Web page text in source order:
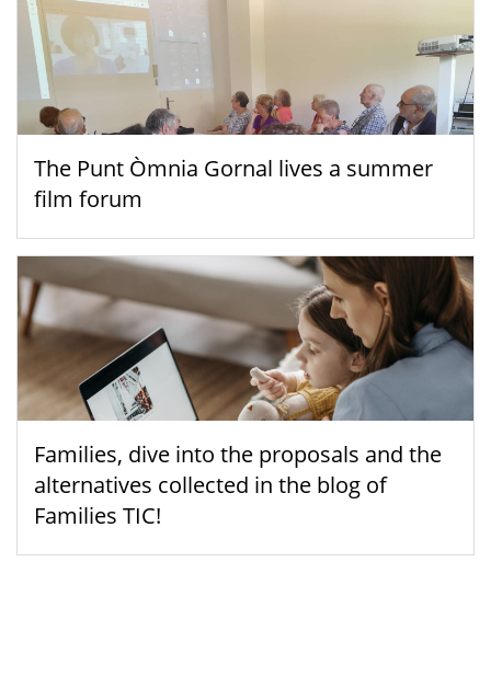
The Punt Òmnia Gornal lives a summer
film forum
Families, dive into the proposals and the
alternatives collected in the blog of
Families TIC!